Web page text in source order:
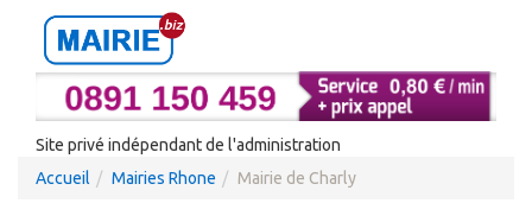
Site privé indépendant de l'administration
Accueil
Mairies Rhone Mairie de Charly